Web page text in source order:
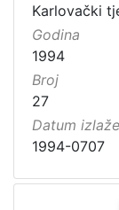
Karlovački
Godina
1994
Broj
27
Datum
1994-0707